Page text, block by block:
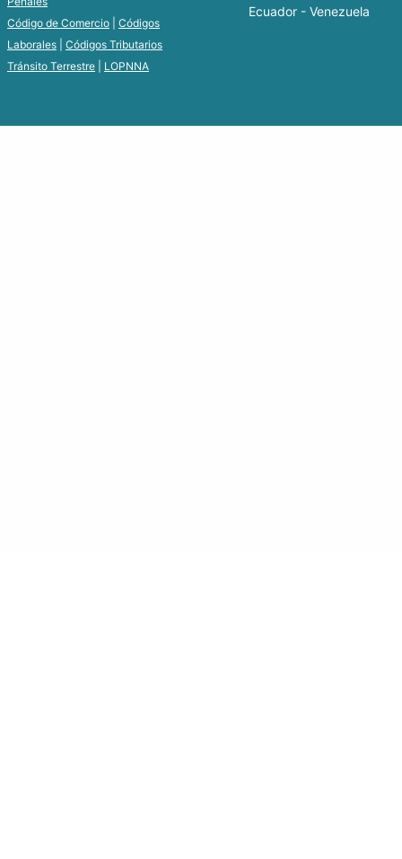
Código de Comercio
Códigos
Laborales
Códigos Tributarios
Tránsito Terrestre
LOPNNA
Ecuador - Venezuela